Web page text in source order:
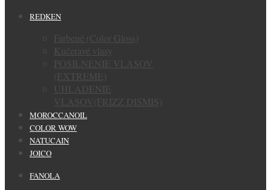
REDKEN
Farbené (Color Gloss)
Kučeravé vlasy
POSILNENIE VLASOV
(EXTREME)
UHLADENIE
VLASOV(FRIZZ DISMIS)
MOROCCANOIL
COLOR WOW
NATUCAIN
JOICO
FANOLA